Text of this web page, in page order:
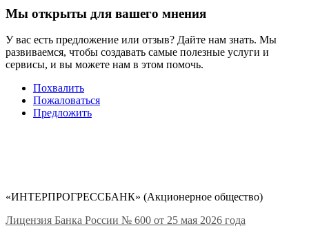
Мы открыты для вашего мнения
У вас есть предложение или отзыв? Дайте нам знать. Мы
развиваемся, чтобы создавать самые полезные услуги и
сервисы, и вы можете нам в этом помочь.
Похвалить
Пожаловаться
Предложить
«ИНТЕРПРОГРЕССБАНК» (Акционерное общество)
Лицензия Банка России № 600 от 25 мая 2026 года